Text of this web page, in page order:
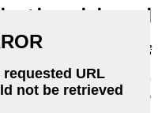
استخدامات براغي
تُستخدم البراغي ذاتية
● البناء: لتجميع الإطارات
والتطبيقات الهيكلية الأخرى.